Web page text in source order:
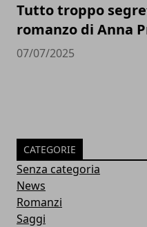
Tutto troppo
romanzo di Anna
07/07/2025
CATEGORIE
Senza categoria
News
Romanzi
Saggi